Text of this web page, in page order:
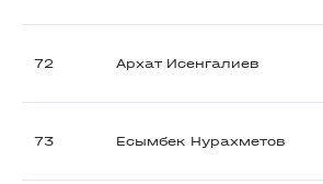
72 Архат Исенгалиев
73 Есымбек Нурахметов